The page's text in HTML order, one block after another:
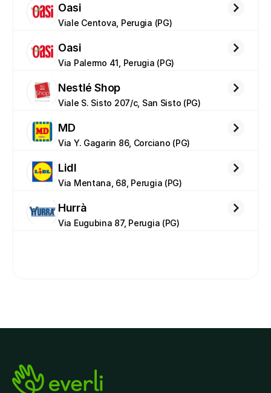
Oasi
Viale Centova, Perugia (PG)
Oasi
Via Palermo 41, Perugia (PG)
Nestlé Shop
Viale S. Sisto 207/c, San Sisto (PG)
MD
Via Y. Gagarin 86, Corciano (PG)
Lidl
Via Mentana, 68, Perugia (PG)
Hurrà
Via Eugubina 87, Perugia (PG)